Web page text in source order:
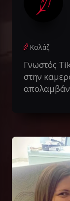
Κολάζ
Γνωστός
στην